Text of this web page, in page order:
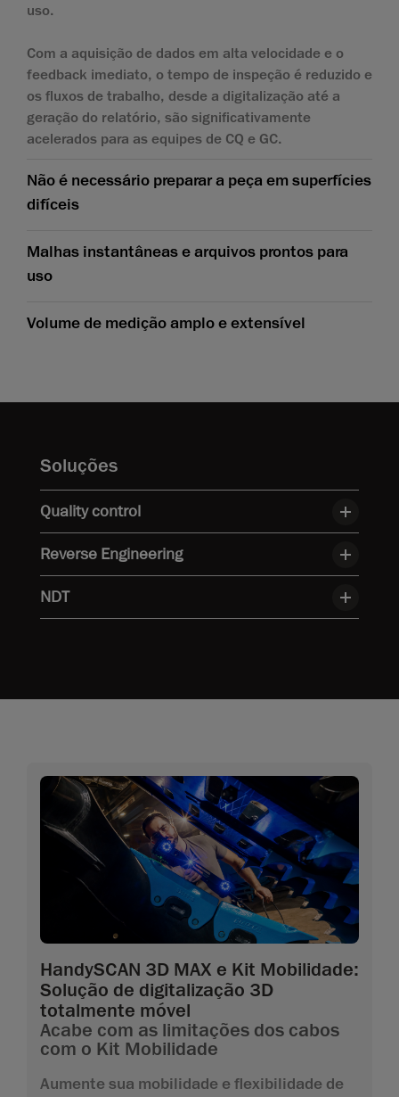
uso.
Com a aquisição de dados em alta velocidade e o
feedback imediato, o tempo de inspeção é reduzido e
os fluxos de trabalho, desde a digitalização até a
geração do relatório, são significativamente
acelerados para as equipes de CQ e GC.
Não é necessário preparar a peça em superfícies
difíceis
Malhas instantâneas e arquivos prontos para
uso
Volume de medição amplo e extensível
Soluções
Quality control
Reverse Engineering
NDT
HandySCAN 3D MAX e Kit Mobilidade:
Solução de digitalização 3D
totalmente móvel
Acabe com as limitações dos cabos
com o Kit Mobilidade
Aumente sua mobilidade e flexibilidade de